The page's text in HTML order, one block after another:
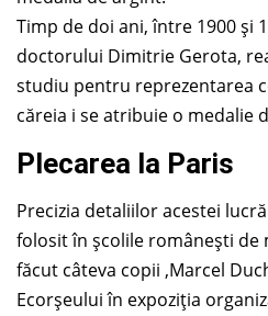
Timp de doi ani, între 1900 și
doctorului Dimitrie Gerota,
studiu pentru reprezentarea
căreia i se atribuie o medalie
Plecarea la Paris
Precizia detaliilor acestei
folosit în școlile românești de
făcut câteva copii ,Marcel
Ecorșeului în expoziția